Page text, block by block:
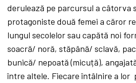
derulează pe parcursul a câtorva
protagoniste două femei a căror
lungul secolelor sau capătă noi
soacră/ noră, stăpână/ sclavă,
bunică/ nepoată (micuță),
între altele. Fiecare întâlnire a lor